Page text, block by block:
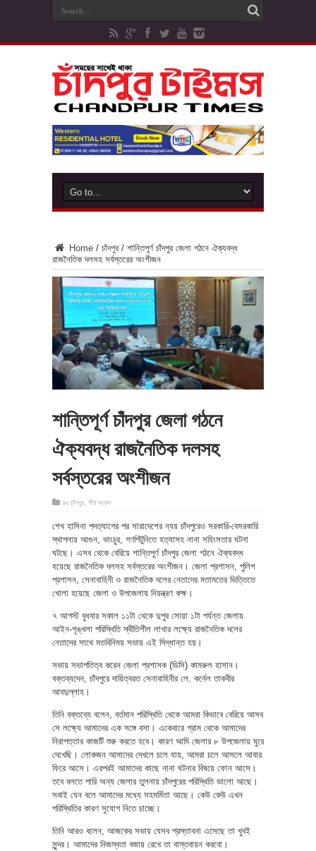
Home / চাঁদপুর / শান্তিপূর্ণ চাঁদপুর জেলা গঠনে ঐক্যবদ্ধ
রাজনৈতিক দলসহ সর্বস্তরের অংশীজন
শান্তিপূর্ণ চাঁদপুর জেলা গঠনে
ঐক্যবদ্ধ রাজনৈতিক দলসহ
সর্বস্তরের অংশীজন
in চাঁদপুর শীর্ষ সংবাদ
শেখ হাসিনা পদত্যাগের পর সারাদেশের ন্যয় চাঁদপুরেও সরকারি-বেসরকারি
স্থাপনায় আগুন, ভাংচুর, গণপিটুনিতে হত্যাসহ নানা সহিংসতার ঘটনা
ঘটছে। এসব থেকে বেরিয়ে শান্তিপূর্ণ চাঁদপুর জেলা গঠনে ঐক্যবদ্ধ
হয়েছে রাজনৈতিক দলসহ সর্বস্তরের অংশীজন। জেলা প্রশাসন, পুলিশ
প্রশাসন, সেনাবাহিনী ও রাজনৈতিক দলের নেতাদের মতামতের ভিত্তিতে
খোলা হয়েছে জেলা ও উপজেলায় নিয়ন্ত্রণ কক্ষ।
৭ আগস্ট বুধবার সকাল ১১টা থেকে দুপুর সোয়া ১টা পর্যন্ত জেলায়
আইন-শৃঙ্খলা পরিস্থিতি স্থীতিশীল লাখার লক্ষ্যে রাজনৈতিক দলের
নেতাদের সাথে মতবিনিময় সভায় এই সিদ্ধান্ত হয়।
সভায় সভাপতিত্ব করেন জেলা প্রশাসক (ডিসি) কামরুল হাসান।
বক্তব্যদেন, চাঁদপুরে দায়িত্বরত সেনাবাহিনীর লে. কর্নেল তাকবীর
আবদুল্লাহ।
তিনি বক্তব্যে বলেন, বর্তমান পরিস্থিতি থেকে আমরা কিভাবে বেরিয়ে আসব
সে লক্ষ্যে আমাদের এক সঙ্গে বসা। একেবারে গ্রাম থেকে আমাদের
নিরাপত্তার কাজটি শুরু করতে হবে। কারণ আমি জেলার ৮ উপজেলায় ঘুরে
দেখেছি। লোকজন আমাদের দেখলে চলে যায়, আমরা চলে আসলে আবার
ফিরে আসে। এরপরই আমাদের কাছে নানা ঘটনার বিষয়ে ফোন আসে।
তবে বলতে পারি অন্য জেলার তুলনায় চাঁদপুরের পরিস্থিতি ভালো আছে।
সবাই যেন বলে আমাদের মধ্যে সহমর্মিতা আছে। কেউ কেউ এখন
পরিস্থিতির কারণ সুযোগ নিতে চাচ্ছে।
তিনি আরও বলেন, আজকের সভায় যেসব প্রস্তাবনা এসেছে তা খুবই
সুন্দর। আমাদের নিজস্বতা বজায় রেখে তা বাস্তবায়ন করবো।